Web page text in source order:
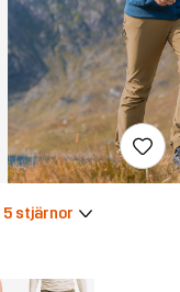
5 stjärnor